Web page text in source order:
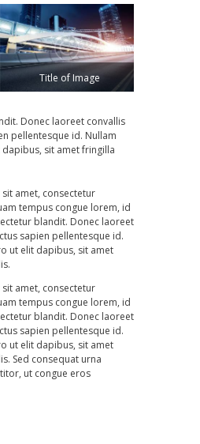
Title of Image
Donec laoreet convallis
pellentesque id. Nullam
sit amet fringilla
amet, consectetur
tempus congue lorem, id
blandit. Donec laoreet
sapien pellentesque id.
ut elit dapibus, sit amet
amet, consectetur
tempus congue lorem, id
blandit. Donec laoreet
sapien pellentesque id.
ut elit dapibus, sit amet
Sed consequat urna
ut congue eros